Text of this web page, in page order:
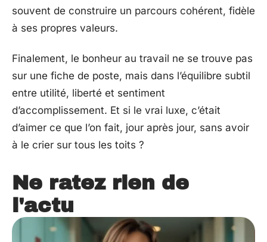
souvent de construire un parcours cohérent, fidèle
à ses propres valeurs.
Finalement, le bonheur au travail ne se trouve pas
sur une fiche de poste, mais dans l’équilibre subtil
entre utilité, liberté et sentiment
d’accomplissement. Et si le vrai luxe, c’était
d’aimer ce que l’on fait, jour après jour, sans avoir
à le crier sur tous les toits ?
Ne ratez rien de
l'actu